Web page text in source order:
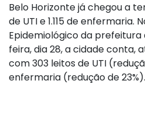
Belo Horizonte já chegou a
de UTI e 1.115 de enfermaria.
Epidemiológico da
feira, dia 28, a cidade conta,
com 303 leitos de UTI
enfermaria (redução de 23%).